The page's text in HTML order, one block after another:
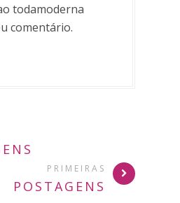
todamoderna
comentário.
PRIMEIRAS
POSTAGENS